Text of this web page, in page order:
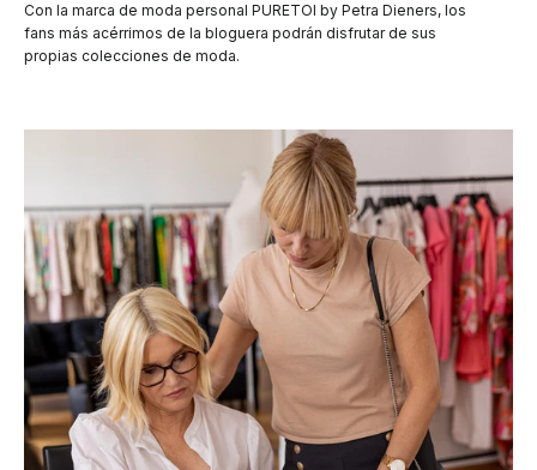
Con la marca de moda personal PURETOI by Petra Dieners, los
fans más acérrimos de la bloguera podrán disfrutar de sus
propias colecciones de moda.